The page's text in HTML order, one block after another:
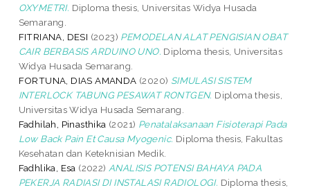
OXYMETRI. Diploma thesis, Universitas Widya Husada
Semarang.
FITRIANA, DESI (2023) PEMODELAN ALAT PENGISIAN OBAT
CAIR BERBASIS ARDUINO UNO. Diploma thesis, Universitas
Widya Husada Semarang.
FORTUNA, DIAS AMANDA (2020) SIMULASI SISTEM
INTERLOCK TABUNG PESAWAT RONTGEN. Diploma thesis,
Universitas Widya Husada Semarang.
Fadhilah, Pinasthika (2021) Penatalaksanaan Fisioterapi Pada
Low Back Pain Et Causa Myogenic. Diploma thesis, Fakultas
Kesehatan dan Keteknisian Medik.
Fadhlika, Esa (2022) ANALISIS POTENSI BAHAYA PADA
PEKERJA RADIASI DI INSTALASI RADIOLOGI. Diploma thesis,